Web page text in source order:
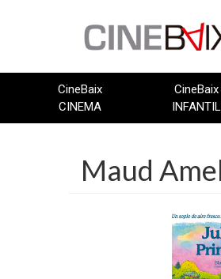
CineBaix
CINEMA
CineBaix
INFANTIL
Maud